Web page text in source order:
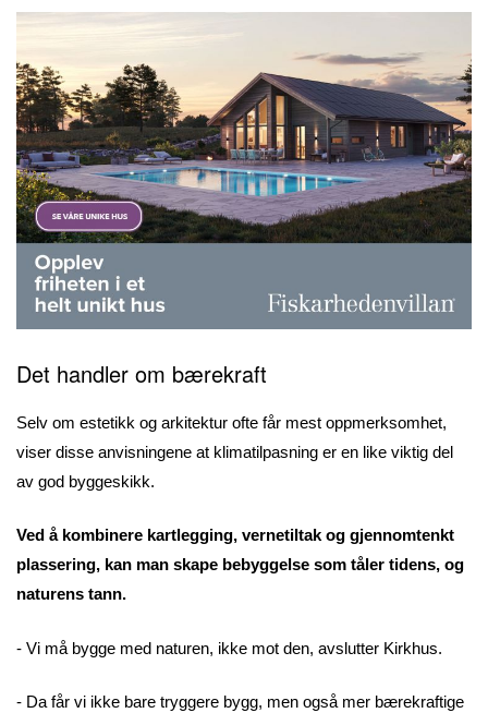
Det handler om bærekraft
Selv om estetikk og arkitektur ofte får mest oppmerksomhet,
viser disse anvisningene at klimatilpasning er en like viktig del
av god byggeskikk.
Ved å kombinere kartlegging, vernetiltak og gjennomtenkt
plassering, kan man skape bebyggelse som tåler tidens, og
naturens tann.
- Vi må bygge med naturen, ikke mot den, avslutter Kirkhus.
- Da får vi ikke bare tryggere bygg, men også mer bærekraftige